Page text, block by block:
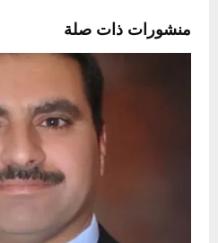
منشورات ذات صلة